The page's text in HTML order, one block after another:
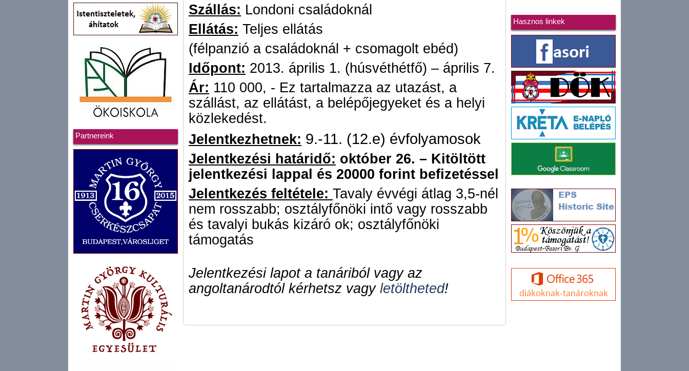
Partnereink
Szállás: Londoni családoknál
Ellátás: Teljes ellátás
(félpanzió a családoknál + csomagolt ebéd)
Időpont: 2013. április 1. (húsvéthétfő) – április 7.
Ár: 110 000, - Ez tartalmazza az utazást, a
szállást, az ellátást, a belépőjegyeket és a helyi
közlekedést.
Jelentkezhetnek: 9.-11. (12.e) évfolyamosok
Jelentkezési határidő: október 26. – Kitöltött
jelentkezési lappal és 20000 forint befizetéssel
Jelentkezés feltétele: Tavaly évvégi átlag 3,5-nél
nem rosszabb; osztályfőnöki intő vagy rosszabb
és tavalyi bukás kizáró ok; osztályfőnöki
támogatás
Jelentkezési lapot a tanáriból vagy az
angoltanárodtól kérhetsz vagy letöltheted!
Hasznos linkek